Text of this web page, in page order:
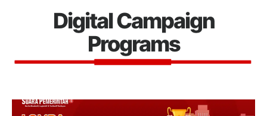
Digital Campaign
Programs